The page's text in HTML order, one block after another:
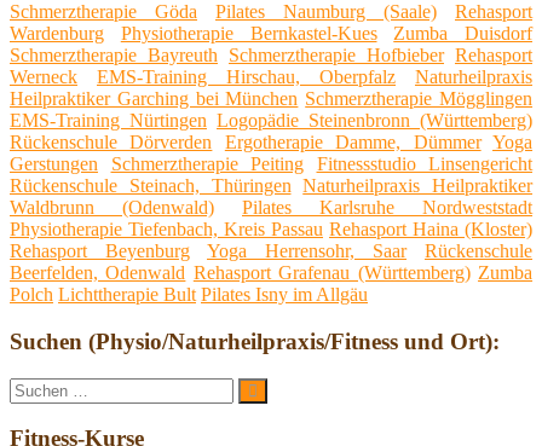
Schmerztherapie Göda Pilates Naumburg (Saale)
Rehasport
Wardenburg
Physiotherapie Bernkastel-Kues
Zumba Duisdorf
Schmerztherapie Bayreuth
Schmerztherapie Hofbieber Rehasport
Werneck
EMS-Training Hirschau, Oberpfalz
Naturheilpraxis
Heilpraktiker Garching bei München Schmerztherapie Mögglingen
EMS-Training Nürtingen Logopädie Steinenbronn (Württemberg)
Rückenschule Dörverden
Ergotherapie Damme, Dümmer Yoga
Gerstungen
Schmerztherapie Peiting
Fitnessstudio Linsengericht
Rückenschule Steinach, Thüringen
Naturheilpraxis Heilpraktiker
Waldbrunn (Odenwald)
Pilates Karlsruhe Nordweststadt
Physiotherapie Tiefenbach, Kreis Passau Rehasport Haina (Kloster)
Rehasport Beyenburg
Yoga Herrensohr, Saar
Rückenschule
Beerfelden, Odenwald Rehasport Grafenau (Württemberg) Zumba
Polch Lichttherapie Bult Pilates Isny im Allgäu
Suchen (Physio/Naturheilpraxis/Fitness und Ort):
Suche
nach:
Suchen
Fitness-Kurse